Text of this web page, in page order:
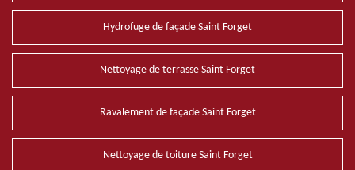
Hydrofuge de façade Saint Forget
Nettoyage de terrasse Saint Forget
Ravalement de façade Saint Forget
Nettoyage de toiture Saint Forget